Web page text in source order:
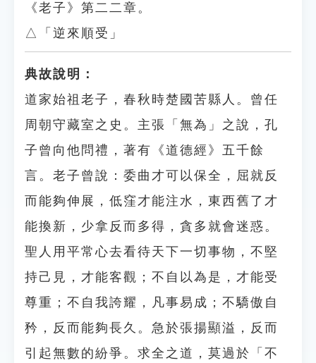
《老子》第二二章。
△「逆來順受」
典故說明：
道家始祖老子，春秋時楚國苦縣人。曾任
周朝守藏室之史。主張「無為」之說，孔
子曾向他問禮，著有《道德經》五千餘
言。老子曾說：委曲才可以保全，屈就反
而能夠伸展，低窪才能注水，東西舊了才
能換新，少拿反而多得，貪多就會迷惑。
聖人用平常心去看待天下一切事物，不堅
持己見，才能客觀；不自以為是，才能受
尊重；不自我誇耀，凡事易成；不驕傲自
矜，反而能夠長久。急於張揚顯溢，反而
引起無數的紛爭。求全之道，莫過於「不